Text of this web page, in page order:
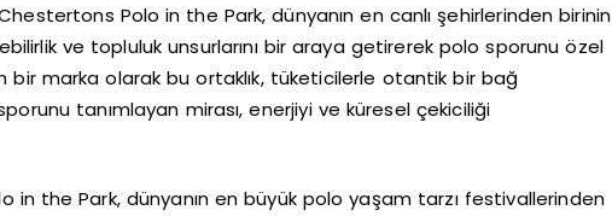
Polo in the Park, dünyanın en canlı şehirlerinden birinin
ve topluluk unsurlarını bir araya getirerek polo sporunu özel
bir marka olarak bu ortaklık, tüketicilerle otantik bir bağ
tanımlayan mirası, enerjiyi ve küresel çekiciliği
in the Park, dünyanın en büyük polo yaşam tarzı festivallerinden